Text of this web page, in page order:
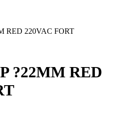
RED 220VAC FORT
?22MM RED